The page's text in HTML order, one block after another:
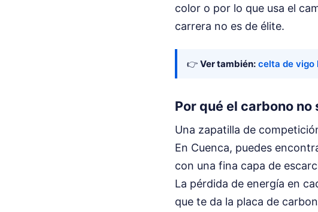
color o por lo que usa el
carrera no es de élite.
👉 Ver también: celta de vigo
Por qué el carbono
Una zapatilla de
En Cuenca, puedes
con una fina capa de
La pérdida de energía en
que te da la placa de